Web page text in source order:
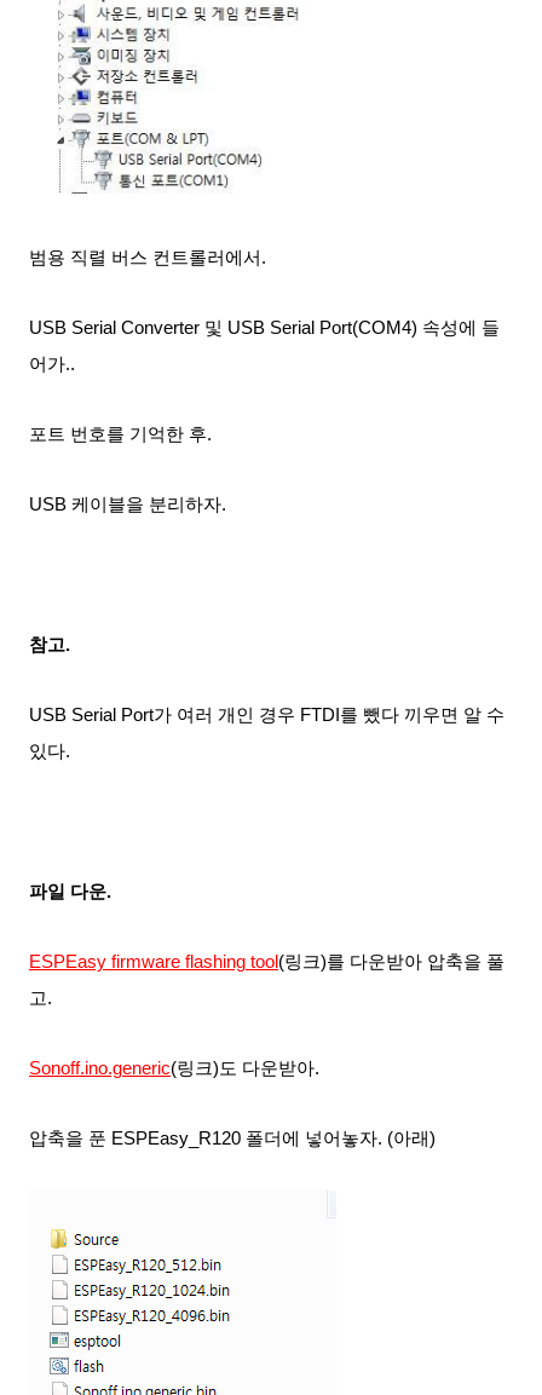
범용 직렬 버스 컨트롤러에서.
USB Serial Converter 및 USB Serial Port(COM4) 속성에 들
어가..
포트 번호를 기억한 후.
USB 케이블을 분리하자.
참고.
USB Serial Port가 여러 개인 경우 FTDI를 뺐다 끼우면 알 수
있다.
파일 다운.
ESPEasy firmware flashing tool (링크)를 다운받아 압축을 풀
고.
Sonoff.ino.generic(링크)도 다운받아.
압축을 푼 ESPEasy_R120 폴더에 넣어놓자. (아래)